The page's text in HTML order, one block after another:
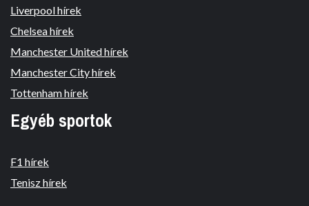
Liverpool hírek
Chelsea hírek
Manchester United hírek
Manchester City hírek
Tottenham hírek
Egyéb sportok
F1 hírek
Tenisz hírek